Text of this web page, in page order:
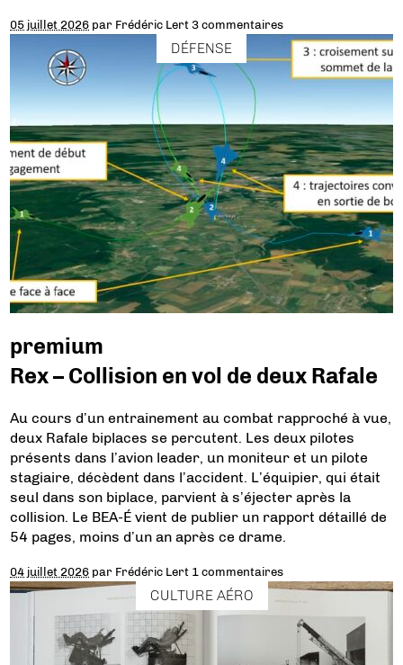
05 juillet 2026 par Frédéric Lert 3 commentaires
DÉFENSE
premium
Rex – Collision en vol de deux Rafale
Au cours d’un entrainement au combat rapproché à vue,
deux Rafale biplaces se percutent. Les deux pilotes
présents dans l’avion leader, un moniteur et un pilote
stagiaire, décèdent dans l’accident. L’équipier, qui était
seul dans son biplace, parvient à s’éjecter après la
collision. Le BEA-É vient de publier un rapport détaillé de
54 pages, moins d’un an après ce drame.
04 juillet 2026 par Frédéric Lert 1 commentaires
CULTURE AÉRO